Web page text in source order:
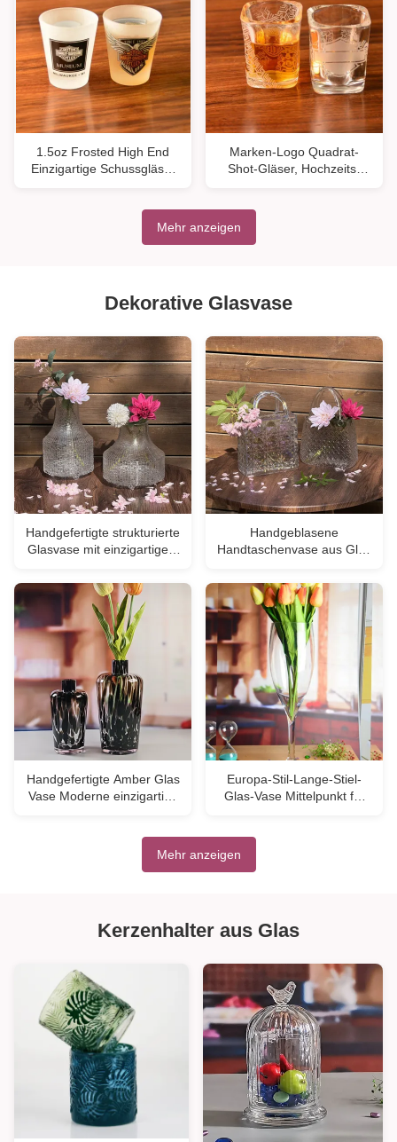
1.5oz Frosted High End
Einzigartige Schussgläser
Marken-Logo Quadrat-
Shot-Gläser, Hochzeits-
Mehr anzeigen
Dekorative Glasvase
Handgefertigte strukturierte
Glasvase mit einzigartigem
und funktionale
Blumendekorationen
Handgeblasene
Handtaschenvase aus Glas
Vielseitige dekorative
Tischmitte für Zuhause und
Hochzeitsdekoration
Handgefertigte Amber Glas
Vase Moderne einzigartige
Europa-Stil-Lange-Stiel-
Glas-Vase Mittelpunkt für
Mehr anzeigen
Kerzenhalter aus Glas